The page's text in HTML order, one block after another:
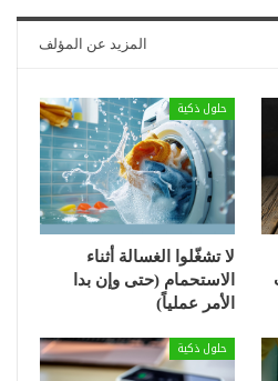
المزيد عن المؤلف
حلول ذكية
لا تشغّلوا الغسالة أثناء
الاستحمام (حتى وإن بدا
الأمر عملياً)
حلول ذكية